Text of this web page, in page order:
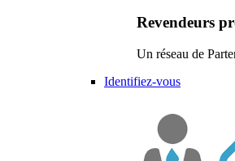
Revendeurs
Un réseau de
Identifiez-vous